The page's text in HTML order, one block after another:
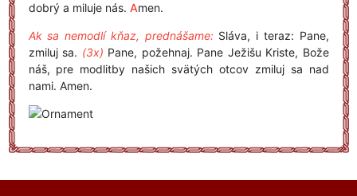
dobrý a miluje nás. Amen.
Ak sa nemodlí kňaz, prednášame:Sláva, i teraz: Pane,
zmiluj sa. (3x) Pane, požehnaj. Pane Ježišu Kriste, Bože
náš, pre modlitby našich svätých otcov zmiluj sa nad
nami. Amen.